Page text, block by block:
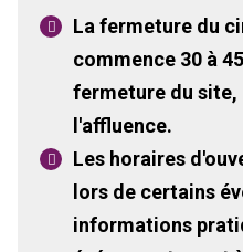
La fermeture du
commence 30 à
fermeture du
l'affluence.
Les horaires
lors de certains
informations